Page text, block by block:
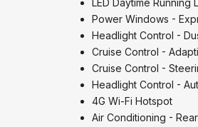
LED Daytime Running
Power Windows -
Headlight Control -
Cruise Control -
Cruise Control -
Headlight Control -
4G Wi-Fi Hotspot
Air Conditioning -